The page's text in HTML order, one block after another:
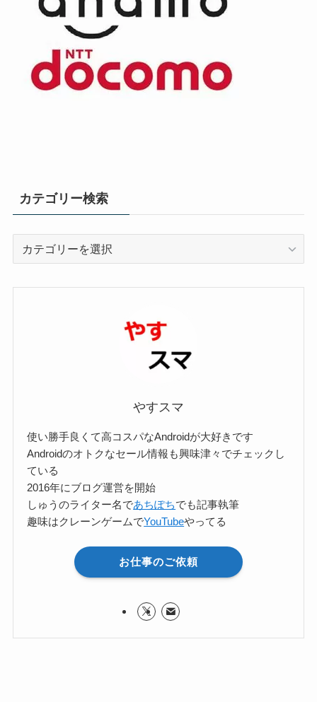
カテゴリー検索
やすスマ
使い勝手良くて高コスパなAndroidが大好きです
Androidのオトクなセール情報も興味津々でチェックし
ている
2016年にブログ運営を開始
しゅうのライター名であちぽちでも記事執筆
趣味はクレーンゲームでYouTubeやってる
お仕事のご依頼